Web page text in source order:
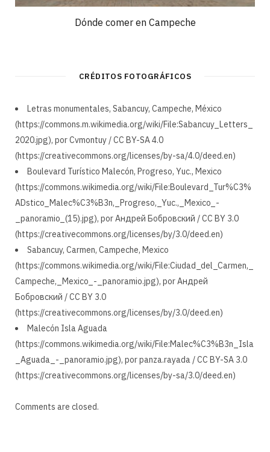
Dónde comer en Campeche
CRÉDITOS FOTOGRÁFICOS
Letras monumentales, Sabancuy, Campeche, México
(https://commons.m.wikimedia.org/wiki/File:Sabancuy_Letters_
2020.jpg), por Cvmontuy / CC BY-SA 4.0
(https://creativecommons.org/licenses/by-sa/4.0/deed.en)
Boulevard Turístico Malecón, Progreso, Yuc., Mexico
(https://commons.wikimedia.org/wiki/File:Boulevard_Tur%C3%
ADstico_Malec%C3%B3n,_Progreso,_Yuc.,_Mexico_-
_panoramio_(15).jpg), por Андрей Бобровский / CC BY 3.0
(https://creativecommons.org/licenses/by/3.0/deed.en)
Sabancuy, Carmen, Campeche, Mexico
(https://commons.wikimedia.org/wiki/File:Ciudad_del_Carmen,_
Campeche,_Mexico_-_panoramio.jpg), por Андрей
Бобровский / CC BY 3.0
(https://creativecommons.org/licenses/by/3.0/deed.en)
Malecón Isla Aguada
(https://commons.wikimedia.org/wiki/File:Malec%C3%B3n_Isla
_Aguada_-_panoramio.jpg), por panza.rayada / CC BY-SA 3.0
(https://creativecommons.org/licenses/by-sa/3.0/deed.en)
Comments are closed.